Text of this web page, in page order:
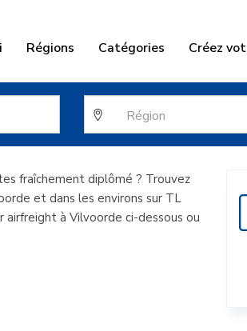
Régions Catégories Créez
fraîchement diplômé ? Trouvez
et dans les environs sur TL
à Vilvoorde ci-dessous ou